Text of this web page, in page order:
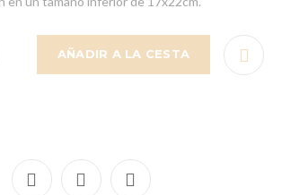
AÑADIR A LA CESTA